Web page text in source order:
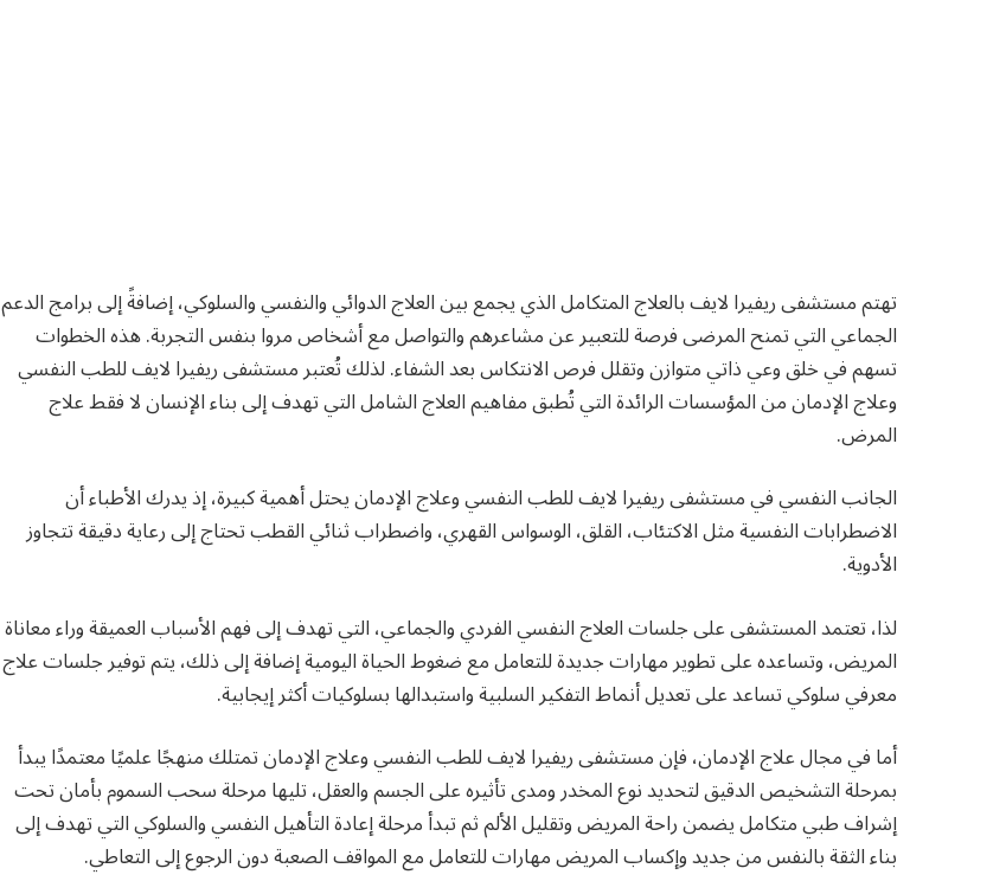
تهتم مستشفى ريفيرا لايف بالعلاج المتكامل الذي يجمع بين العلاج الدوائي والنفسي والسلوكي، إضافةً إلى برامج الدعم
الجماعي التي تمنح المرضى فرصة للتعبير عن مشاعرهم والتواصل مع أشخاص مروا بنفس التجربة. هذه الخطوات
تسهم في خلق وعي ذاتي متوازن وتقلل فرص الانتكاس بعد الشفاء. لذلك تُعتبر مستشفى ريفيرا لايف للطب النفسي
وعلاج الإدمان من المؤسسات الرائدة التي تُطبق مفاهيم العلاج الشامل التي تهدف إلى بناء الإنسان لا فقط علاج
المرض.
الجانب النفسي في مستشفى ريفيرا لايف للطب النفسي وعلاج الإدمان يحتل أهمية كبيرة، إذ يدرك الأطباء أن
الاضطرابات النفسية مثل الاكتئاب، القلق، الوسواس القهري، واضطراب ثنائي القطب تحتاج إلى رعاية دقيقة تتجاوز
الأدوية.
لذا، تعتمد المستشفى على جلسات العلاج النفسي الفردي والجماعي، التي تهدف إلى فهم الأسباب العميقة وراء معاناة
المريض، وتساعده على تطوير مهارات جديدة للتعامل مع ضغوط الحياة اليومية إضافة إلى ذلك، يتم توفير جلسات علاج
معرفي سلوكي تساعد على تعديل أنماط التفكير السلبية واستبدالها بسلوكيات أكثر إيجابية.
أما في مجال علاج الإدمان، فإن مستشفى ريفيرا لايف للطب النفسي وعلاج الإدمان تمتلك منهجًا علميًا معتمدًا يبدأ
بمرحلة التشخيص الدقيق لتحديد نوع المخدر ومدى تأثيره على الجسم والعقل، تليها مرحلة سحب السموم بأمان تحت
إشراف طبي متكامل يضمن راحة المريض وتقليل الألم ثم تبدأ مرحلة إعادة التأهيل النفسي والسلوكي التي تهدف إلى
بناء الثقة بالنفس من جديد وإكساب المريض مهارات للتعامل مع المواقف الصعبة دون الرجوع إلى التعاطي.